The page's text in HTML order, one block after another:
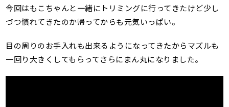
今回はもこちゃんと一緒にトリミングに行ってきたけど少し
づつ慣れてきたのか帰ってからも元気いっぱい。
目の周りのお手入れも出来るようになってきたからマズルも
一回り大きくしてもらってさらにまん丸になりました。